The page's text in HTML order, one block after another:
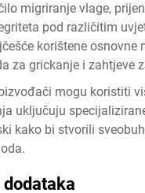
migriranje vlage,
pod različitim
korištene
za grickanje i zahtjeve
mogu koristiti
uključuju
kako bi stvorili